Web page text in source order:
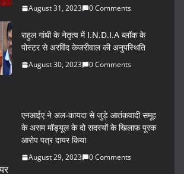
August 31, 2023 0 Comments
राहुल गांधी के नेतृत्व में I.N.D.I.A ब्लॉक के
पोस्टर से अरविंद केजरीवाल की अनुपस्थिति
August 30, 2023 0 Comments
एनआईए ने अल-कायदा से जुड़े आतंकवादी समूह
के असम मॉड्यूल के दो सदस्यों के खिलाफ पूरक
आरोप पत्र दायर किया
August 29, 2023 0 Comments